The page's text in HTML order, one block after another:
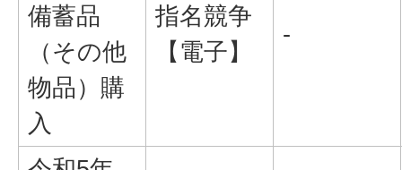
備蓄品
（その他
物品）購
入
指名競争
【電子】
-